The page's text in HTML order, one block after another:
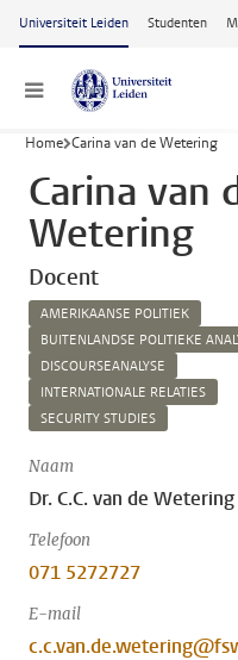
Ga naar hoofdinhoud
Universiteit Leiden Studenten
Menu
Home Carina van de Wetering
Carina van
Wetering
Docent
AMERIKAANSE POLITIEK
BUITENLANDSE POLITIEKE
DISCOURSEANALYSE
INTERNATIONALE RELATIES
SECURITY STUDIES
Naam
Dr. C.C. van de Wetering
Telefoon
071 5272727
E-mail